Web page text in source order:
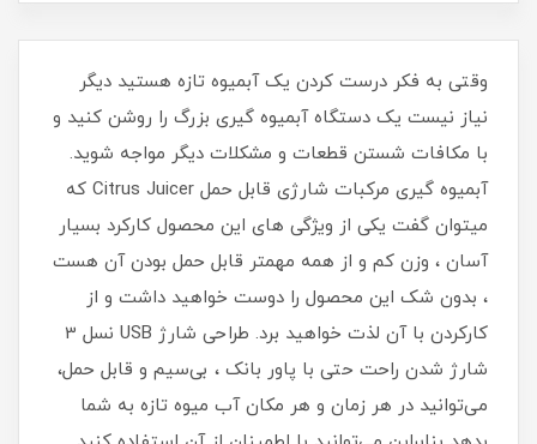
وقتی به فکر درست کردن یک آبمیوه تازه هستید دیگر
نیاز نیست یک دستگاه آبمیوه گیری بزرگ را روشن کنید و
با مکافات شستن قطعات و مشکلات دیگر مواجه شوید.
آبمیوه گیری مرکبات شارژی قابل حمل Citrus Juicer که
میتوان گفت یکی از ویژگی های این محصول کارکرد بسیار
آسان ، وزن کم و از همه مهمتر قابل حمل بودن آن هست
، بدون شک این محصول را دوست خواهید داشت و از
کارکردن با آن لذت خواهید برد. طراحی شارژ USB نسل 3
شارژ شدن راحت حتی با پاور بانک ، بی‌سیم و قابل حمل،
می‌توانید در هر زمان و هر مکان آب میوه تازه به شما